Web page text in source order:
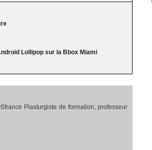
Lollipop sur la Bbox Miami
Plasturgiste de formation, professeur